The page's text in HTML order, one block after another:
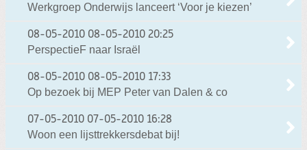
Werkgroep Onderwijs lanceert ‘Voor je kiezen’
08-05-2010 08-05-2010 20:25
PerspectieF naar Israël
08-05-2010 08-05-2010 17:33
Op bezoek bij MEP Peter van Dalen & co
07-05-2010 07-05-2010 16:28
Woon een lijsttrekkersdebat bij!